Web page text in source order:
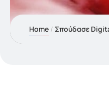
Home Σπούδασε Digital Marketing